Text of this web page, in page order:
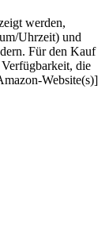
werden,
Uhrzeit) und
Für den Kauf
die
Website(s)]